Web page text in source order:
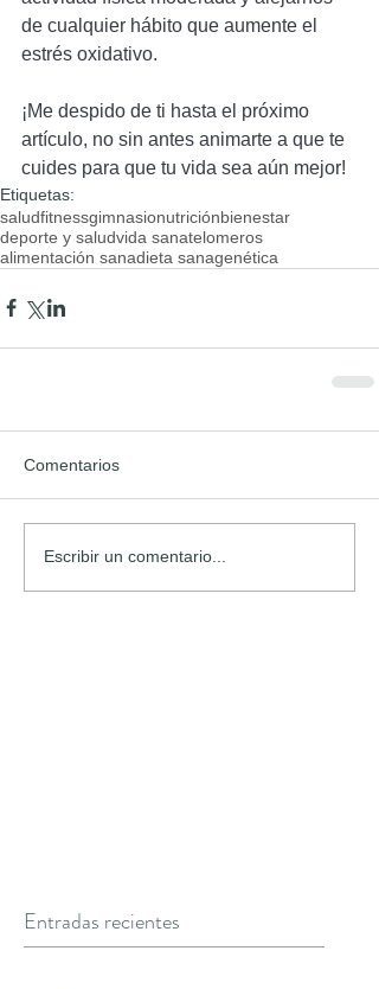
de cualquier hábito que aumente el
estrés oxidativo.
¡Me despido de ti hasta el próximo
artículo, no sin antes animarte a que te
cuides para que tu vida sea aún mejor!
Etiquetas:
saludfitnessgimnasionutriciónbienestar
deporte y saludvida sanatelomeros
alimentación sanadieta sanagenética
Comentarios
Escribir un comentario...
Entradas recientes